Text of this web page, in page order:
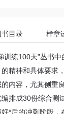
书目录 样章
训练100天”丛书
精神和具体要求
内容，尤其侧重
排成30份综合测
*后的冲刺阶段，